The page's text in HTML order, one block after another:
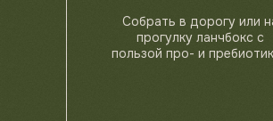
Собрать в дорогу или
прогулку ланчбокс с
пользой про- и